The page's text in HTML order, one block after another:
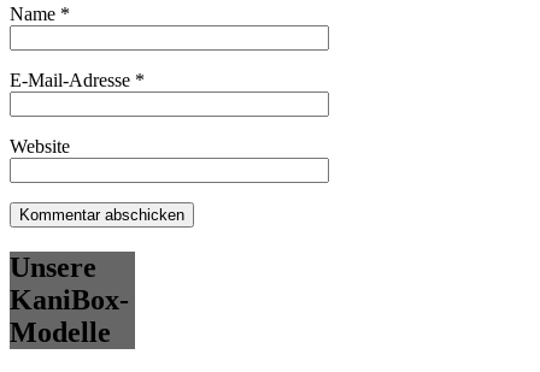
Name *
E-Mail-Adresse *
Website
Unsere
KaniBox-
Modelle